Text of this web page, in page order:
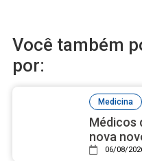
Você também
por:
Medicina
Médicos
nova
06/08/